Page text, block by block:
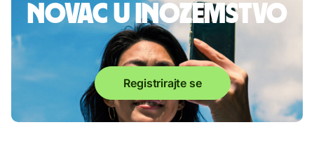
novac u inozemstvo
Registrirajte se